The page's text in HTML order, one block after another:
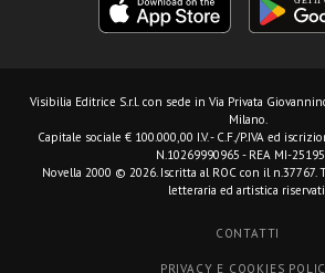
Visibilia Editrice S.r.l. con sede in Via Privata
Milano.
Capitale sociale € 100.000,00 I.V. - C.F./P.IVA ed
N.10269990965 - REA MI-
Novella 2000 © 2026. Iscritta al ROC con il
letteraria ed artistica
CONTATTI
PRIVACY E COOKIES